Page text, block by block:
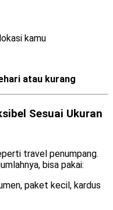
kamu
atau kurang
Sesuai Ukuran
travel penumpang.
bisa pakai:
paket kecil, kardus